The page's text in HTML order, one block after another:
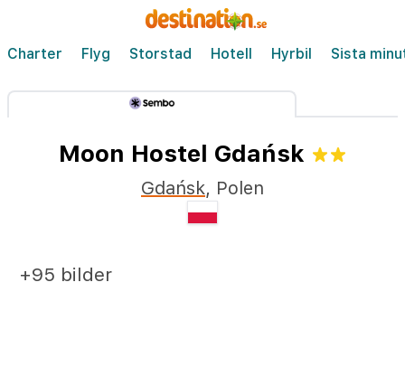
Charter Flyg Storstad Hotell Hyrbil Sista
Moon Hostel Gdańsk
Gdańsk, Polen
+95 bilder